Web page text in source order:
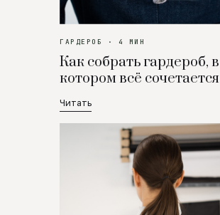
ГАРДЕРОБ · 4 МИН
Как собрать гардероб, в
котором всё сочетается
Читать